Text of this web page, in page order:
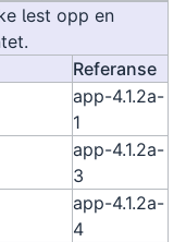
lest opp en
Referanse
app-4.1.2a-
1
app-4.1.2a-
3
app-4.1.2a-
4